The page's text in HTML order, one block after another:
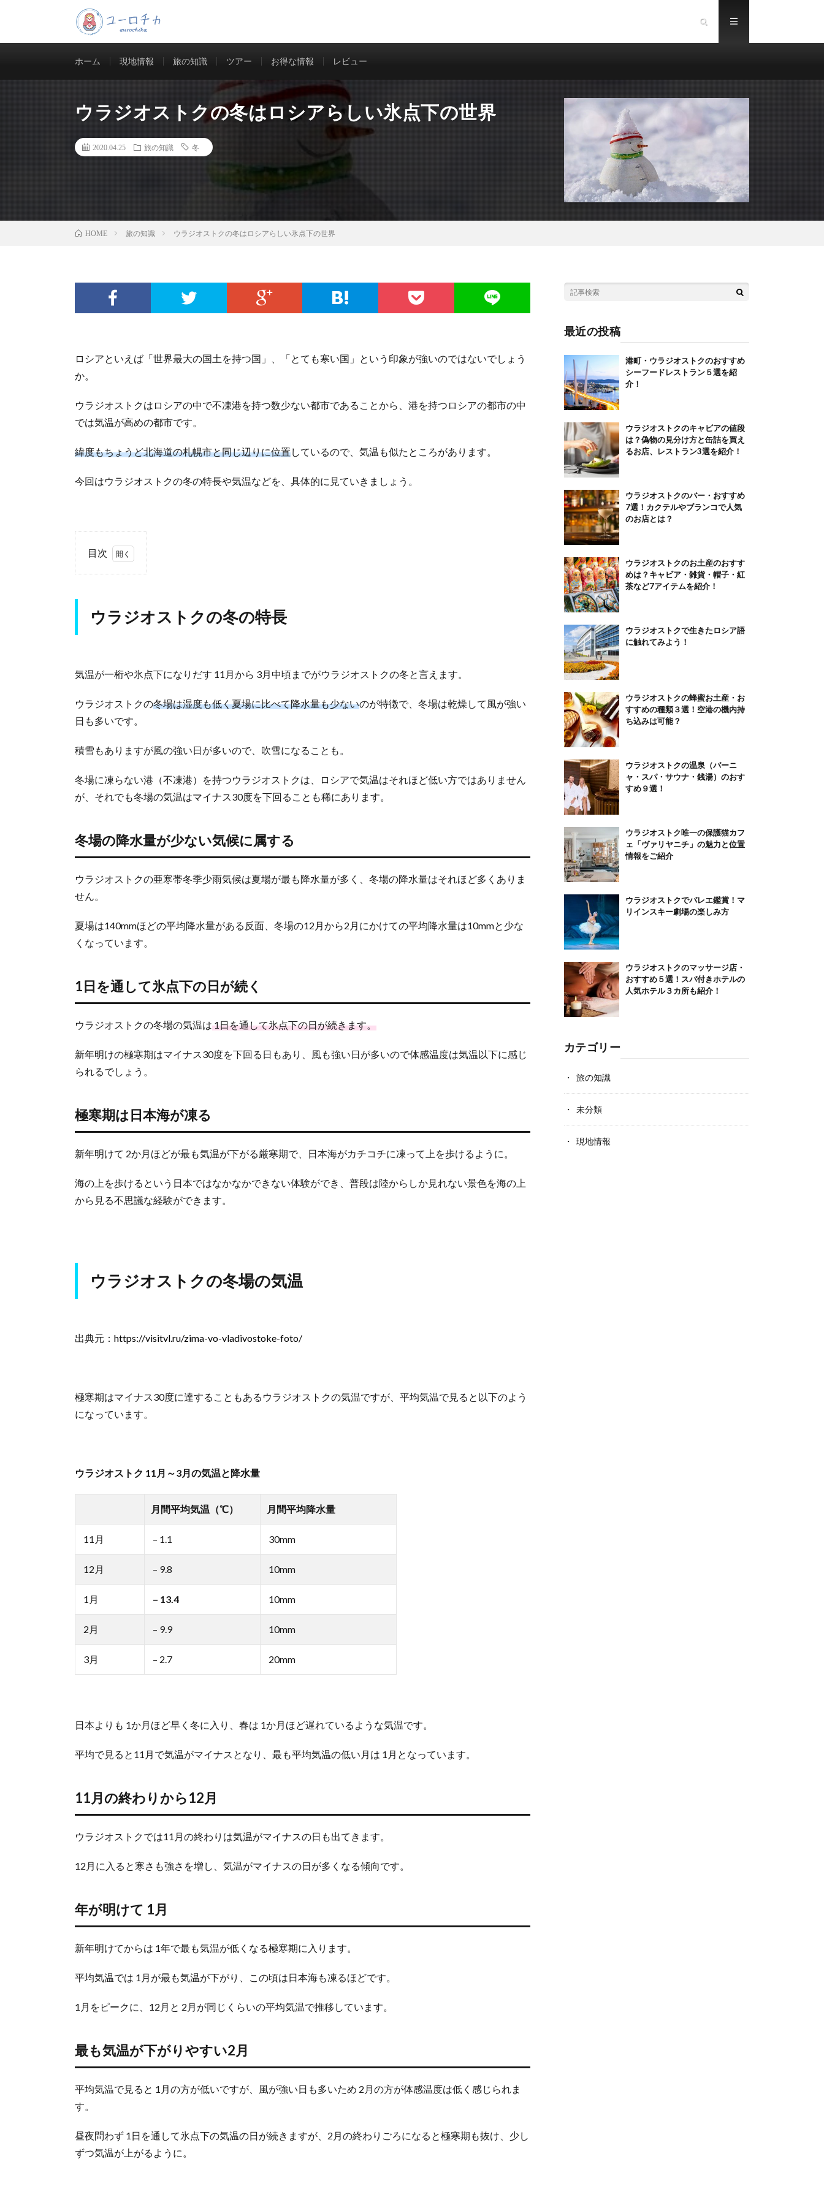
ホーム 現地情報 旅の知識 ツアー お得な情報 レビュー
ウラジオストクの冬はロシアらしい氷点下の世界
2020.04.25 旅の知識 冬
HOME 旅の知識 ウラジオストクの冬はロシアらしい氷点下の世界
ロシアといえば「世界最大の国土を持つ国」、「とても寒い国」という印象が強いのではないでしょう
か。
ウラジオストクはロシアの中で不凍港を持つ数少ない都市であることから、港を持つロシアの都市の中
では気温が高めの都市です。
緯度もちょうど北海道の札幌市と同じ辺りに位置しているので、気温も似たところがあります。
今回はウラジオストクの冬の特長や気温などを、具体的に見ていきましょう。
目次
1.
ジ
オ
の
の
特
1.1.
の降
が少
に属
する
1.2.
点下
の日
1.3.
日本
凍る
2.
ジ
オ
ス
ト
ク
冬
場
11月
の終
2.2.
月
2.3.
がり
やす
い2月
ウラ
ジオ
スト
クの
でき
れな
しっ
かり
をし
た服
建物
の中
上に
快適
4.
ラ
ジ
ス
の
し
な
い
ウラジオストクの冬の特長
気温が一桁や氷点下になりだす 11月から 3月中頃までがウラジオストクの冬と言えます。
ウラジオストクの冬場は湿度も低く夏場に比べて降水量も少ないのが特徴で、冬場は乾燥して風が強い
日も多いです。
積雪もありますが風の強い日が多いので、吹雪になることも。
冬場に凍らない港（不凍港）を持つウラジオストクは、ロシアで気温はそれほど低い方ではありません
が、それでも冬場の気温はマイナス30度を下回ることも稀にあります。
冬場の降水量が少ない気候に属する
ウラジオストクの亜寒帯冬季少雨気候は夏場が最も降水量が多く、冬場の降水量はそれほど多くありま
せん。
夏場は140mmほどの平均降水量がある反面、冬場の12月から2月にかけての平均降水量は10mmと少な
くなっています。
1日を通して氷点下の日が続く
ウラジオストクの冬場の気温は1日を通して氷点下の日が続きます。
新年明けの極寒期はマイナス30度を下回る日もあり、風も強い日が多いので体感温度は気温以下に感じ
られるでしょう。
極寒期は日本海が凍る
新年明けて 2か月ほどが最も気温が下がる厳寒期で、日本海がカチコチに凍って上を歩けるように。
海の上を歩けるという日本ではなかなかできない体験ができ、普段は陸からしか見れない景色を海の上
から見る不思議な経験ができます。
ウラジオストクの冬場の気温
出典元： https://visitvl.ru/zima-vo-vladivostoke-foto/
極寒期はマイナス30度に達することもあるウラジオストクの気温ですが、平均気温で見ると以下のよう
になっています。
ウラジオストク 11月～3月の気温と降水量
月間平均気温（℃） 月間平均降水量
11月 – 1.1 30mm
12月 – 9.8 10mm
1月 – 13.4 10mm
2月 – 9.9 10mm
3月 – 2.7 20mm
日本よりも 1か月ほど早く冬に入り、春は 1か月ほど遅れているような気温です。
平均で見ると11月で気温がマイナスとなり、最も平均気温の低い月は 1月となっています。
11月の終わりから12月
ウラジオストクでは11月の終わりは気温がマイナスの日も出てきます。
12月に入ると寒さも強さを増し、気温がマイナスの日が多くなる傾向です。
年が明けて 1月
新年明けてからは 1年で最も気温が低くなる極寒期に入ります。
平均気温では 1月が最も気温が下がり、この頃は日本海も凍るほどです。
1月をピークに、12月と 2月が同じくらいの平均気温で推移しています。
最も気温が下がりやすい2月
平均気温で見ると 1月の方が低いですが、風が強い日も多いため 2月の方が体感温度は低く感じられま
す。
昼夜問わず 1日を通して氷点下の気温の日が続きますが、2月の終わりごろになると極寒期も抜け、少し
ずつ気温が上がるように。
最近の投稿
港町・ウラジオストクのおすすめ
シーフードレストラン５選を紹
介！
ウラジオストクのキャビアの値段
は？偽物の見分け方と缶詰を買え
るお店、レストラン3選を紹介！
ウラジオストクのバー・おすすめ
7選！カクテルやブランコで人気
のお店とは？
ウラジオストクのお土産のおすす
めは？キャビア・雑貨・帽子・紅
茶など7アイテムを紹介！
ウラジオストクで生きたロシア語
に触れてみよう！
ウラジオストクの蜂蜜お土産・お
すすめの種類３選！空港の機内持
ち込みは可能？
ウラジオストクの温泉（バーニ
ャ・スパ・サウナ・銭湯）のおす
すめ９選！
ウラジオストク唯一の保護猫カフ
ェ「ヴァリヤニチ」の魅力と位置
情報をご紹介
ウラジオストクでバレエ鑑賞！マ
リインスキー劇場の楽しみ方
ウラジオストクのマッサージ店・
おすすめ５選！スパ付きホテルの
人気ホテル３カ所も紹介！
カテゴリー
旅の知識
未分類
現地情報